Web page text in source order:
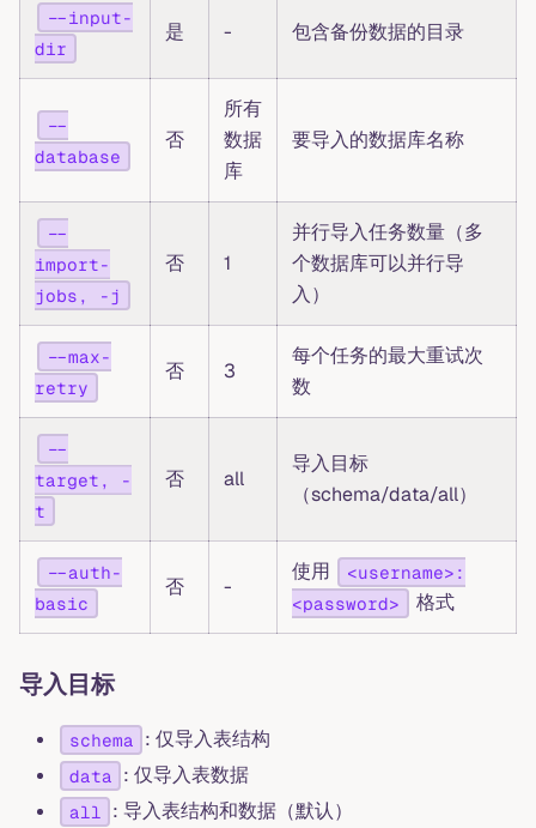
--input-
dir
是 - 包含备份数据的目录
--
database
否
所有
数据
库
要导入的数据库名称
--
import-
jobs, -j
否 1
并行导入任务数量（多
个数据库可以并行导
入）
--max-
retry
否 3
每个任务的最大重试次
数
--
target, -
t
否 all
导入目标
（schema/data/all）
--auth-
basic
否 -
使用
<username>:
<password>
格式
导入目标
schema : 仅导入表结构
data : 仅导入表数据
all : 导入表结构和数据（默认）